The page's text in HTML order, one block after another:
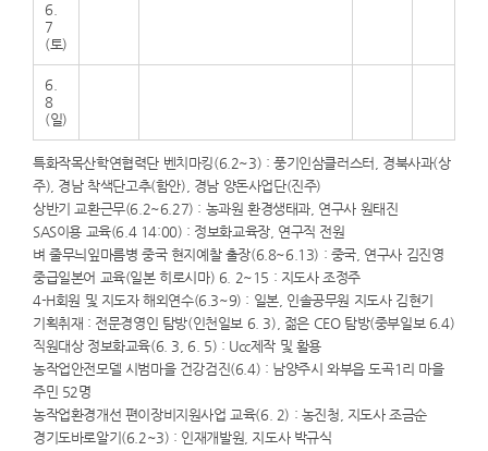
6.
7
(토)
6.
8
(일)
특화작목산학연협력단 벤치마킹(6.2~3) : 풍기인삼클러스터, 경북사과(상
주), 경남 착색단고추(함안), 경남 양돈사업단(진주)
상반기 교환근무(6.2~6.27) : 농과원 환경생태과, 연구사 원태진
SAS이용 교육(6.4 14:00) : 정보화교육장, 연구직 전원
벼 줄무늬잎마름병 중국 현지예찰 출장(6.8~6.13) : 중국, 연구사 김진영
중급일본어 교육(일본 히로시마) 6. 2~15 : 지도사 조정주
4-H회원 및 지도자 해외연수(6.3~9) : 일본, 인솔공무원 지도사 김현기
기획취재 : 전문경영인 탐방(인천일보 6. 3), 젊은 CEO 탐방(중부일보 6.4)
직원대상 정보화교육(6. 3, 6. 5) : Ucc제작 및 활용
농작업안전모델 시범마을 건강검진(6.4) : 남양주시 와부읍 도곡1리 마을
주민 52명
농작업환경개선 편이장비지원사업 교육(6. 2) : 농진청, 지도사 조금순
경기도바로알기(6.2~3) : 인재개발원, 지도사 박규식